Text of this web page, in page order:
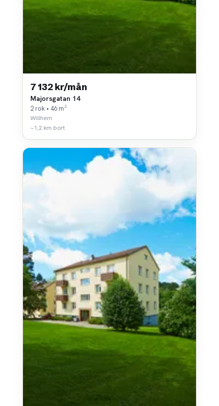
7 132 kr/mån
Majorsgatan 14
2 rok • 46 m²
Willhem
~1,2 km bort